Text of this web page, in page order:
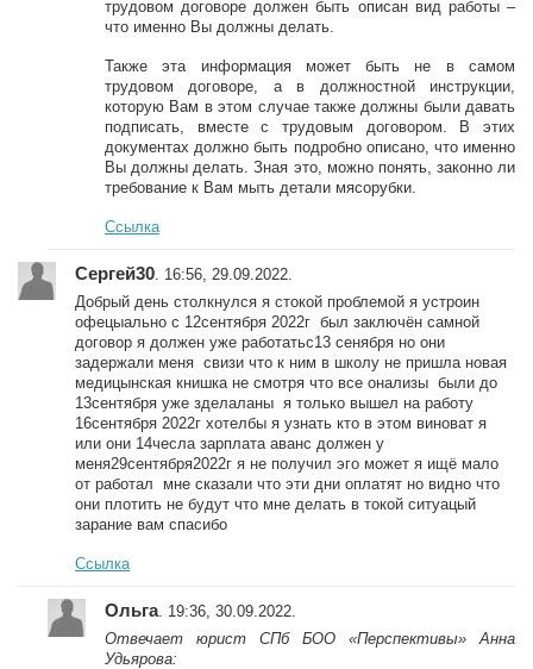
трудовом договоре должен быть описан вид работы –
что именно Вы должны делать.
Также эта информация может быть не в самом
трудовом договоре, а в должностной инструкции,
которую Вам в этом случае также должны были давать
подписать, вместе с трудовым договором. В этих
документах должно быть подробно описано, что именно
Вы должны делать. Зная это, можно понять, законно ли
требование к Вам мыть детали мясорубки.
Ссылка
Сергей30 . 16:56, 29.09.2022.
Добрый день столкнулся я стокой проблемой я устроин
офецыально с 12сентября 2022г был заключён самной
договор я должен уже работатьс13 сенября но они
задержали меня свизи что к ним в школу не пришла новая
медицынская книшка не смотря что все онализы были до
13сентября уже зделаланы я только вышел на работу
16сентября 2022г хотелбы я узнать кто в этом виноват я
или они 14чесла зарплата аванс должен у
меня29сентября2022г я не получил эго может я ищё мало
от работал мне сказали что эти дни оплатят но видно что
они плотить не будут что мне делать в токой ситуацый
зарание вам спасибо
Ссылка
Ольга. 19:36, 30.09.2022.
Отвечает юрист СПб БОО «Перспективы» Анна
Удьярова: